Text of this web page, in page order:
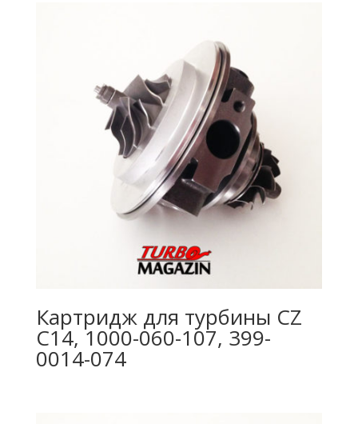
Картридж для турбины CZ
C14, 1000-060-107, 399-
0014-074